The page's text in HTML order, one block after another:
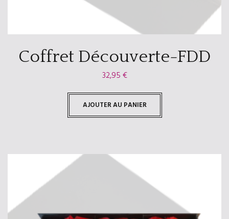
Coffret Découverte-FDD
32,95€
AJOUTER AU PANIER